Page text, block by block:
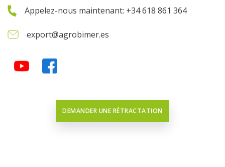
Appelez-nous maintenant: +34 618 861 364
export@agrobimer.es
DEMANDER UNE RÉTRACTATION